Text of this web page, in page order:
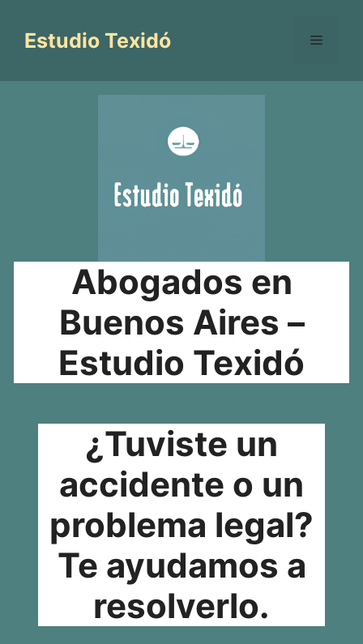
contenido
Estudio Texidó Menú
Abogados en
Buenos Aires –
Estudio Texidó
¿Tuviste un
accidente o un
problema legal?
Te ayudamos a
resolverlo.